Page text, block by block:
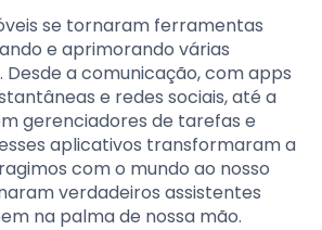
se tornaram ferramentas
e aprimorando várias
Desde a comunicação, com apps
e redes sociais, até a
gerenciadores de tarefas e
aplicativos transformaram a
com o mundo ao nosso
verdadeiros assistentes
na palma de nossa mão.